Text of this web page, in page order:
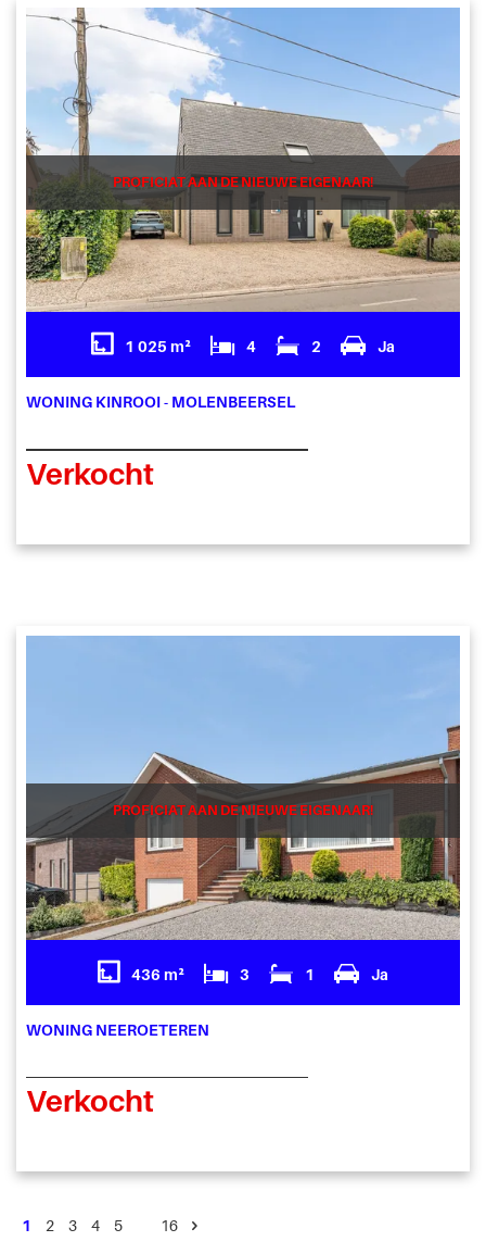
PROFICIAT AAN DE NIEUWE EIGENAAR!
1 025 m² 4 2 Ja
WONING KINROOI - MOLENBEERSEL
Verkocht
PROFICIAT AAN DE NIEUWE EIGENAAR!
436 m² 3 1 Ja
WONING NEEROETEREN
Verkocht
1 2 3 4 5 16